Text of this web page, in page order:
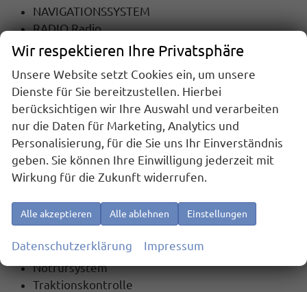
NAVIGATIONSSYSTEM
RADIO Radio
TOUCHSCREEN
Radiobedienung am Lenkrad
DAB
USB-Anschluss
Apple Car Play
Android Auto
Telefon
Freisprecheinrichtung
Bluetooth
Full Link
6x Airbag
Notrufsystem
Traktionskontrolle
Wir respektieren Ihre Privatsphäre
Unsere Website setzt Cookies ein, um unsere
Dienste für Sie bereitzustellen. Hierbei
berücksichtigen wir Ihre Auswahl und verarbeiten
nur die Daten für Marketing, Analytics und
Personalisierung, für die Sie uns Ihr Einverständnis
geben. Sie können Ihre Einwilligung jederzeit mit
Wirkung für die Zukunft widerrufen.
Alle akzeptieren Alle ablehnen Einstellungen
Datenschutzerklärung Impressum